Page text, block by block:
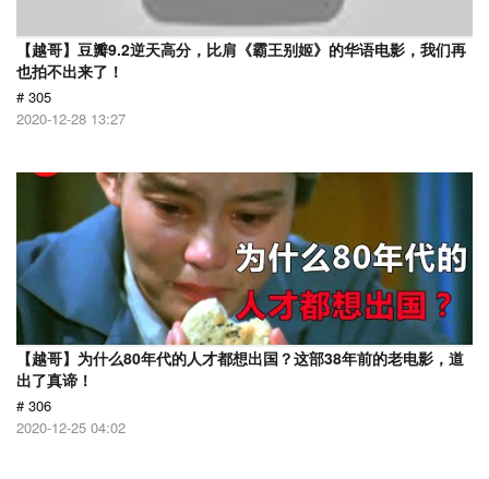
【越哥】豆瓣9.2逆天高分，比肩《霸王别姬》的华语电影，我们再
也拍不出来了！
# 305
2020-12-28 13:27
【越哥】为什么80年代的人才都想出国？这部38年前的老电影，道
出了真谛！
# 306
2020-12-25 04:02